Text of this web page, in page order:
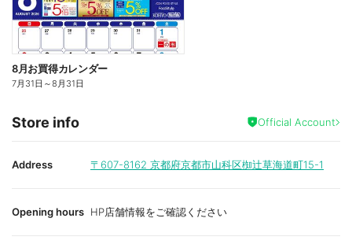
8月お買得カレンダー
7月31日 ～8月31日
Store info Official Account
Address 〒607-8162 京都府京都市山科区椥辻草海道町15-1
Opening hours HP店舗情報をご確認ください